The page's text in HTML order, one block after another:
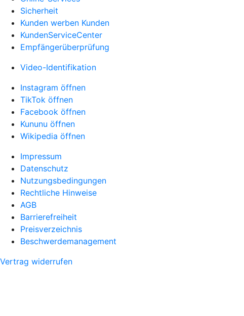
Sicherheit
Kunden werben Kunden
KundenServiceCenter
Empfängerüberprüfung
Video-Identifikation
Instagram öffnen
TikTok öffnen
Facebook öffnen
Kununu öffnen
Wikipedia öffnen
Impressum
Datenschutz
Nutzungsbedingungen
Rechtliche Hinweise
AGB
Barrierefreiheit
Preisverzeichnis
Beschwerdemanagement
Vertrag widerrufen